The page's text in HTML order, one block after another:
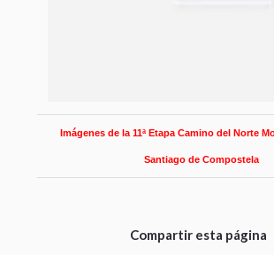
Imágenes de la 11ª Etapa Camino del Norte
Santiago de Compostela
Compartir esta página